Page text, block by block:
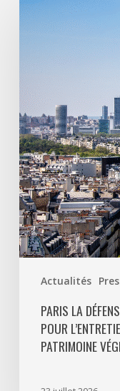
Actualités
La
Défense
consultation
pour
l’entretien
et
la
valorisation
de
son
patrimoine
végétal
PARIS LA
POUR
PATRIMOINE